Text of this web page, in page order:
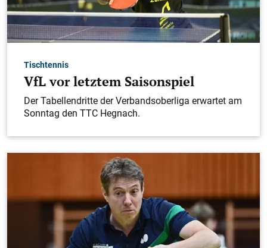
Tischtennis
VfL vor letztem Saisonspiel
Der Tabellendritte der Verbandsoberliga erwartet am
Sonntag den TTC Hegnach.